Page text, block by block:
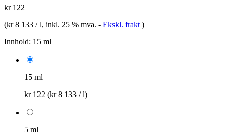
kr 122
(kr 8 133 / l, inkl. 25 % mva. - Ekskl. frakt )
Innhold: 15 ml
15 ml
kr 122 (kr 8 133 / l)
5 ml